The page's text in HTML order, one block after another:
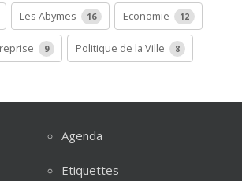
Les Abymes 16 Economie 12
9 Politique de la Ville 8
Agenda
Etiquettes